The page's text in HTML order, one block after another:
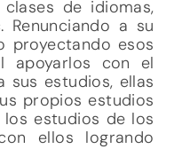
de idiomas,
Renunciando a su
proyectando esos
apoyarlos con el
sus estudios, ellas
propios estudios
estudios de los
ellos logrando